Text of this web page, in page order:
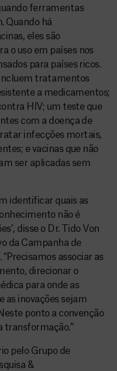
ferramentas
Quando há
eles são
o uso em países nos
para países ricos.
tratamentos
a medicamentos;
HIV; um teste que
com a doença de
infecções mortais,
e vacinas que não
ser aplicadas sem
identificar quais as
não é
disse o Dr. Tido Von
da Campanha de
associar as
direcionar o
para onde as
as inovações sejam
ponto a convenção
transformação.”
pelo Grupo de
&